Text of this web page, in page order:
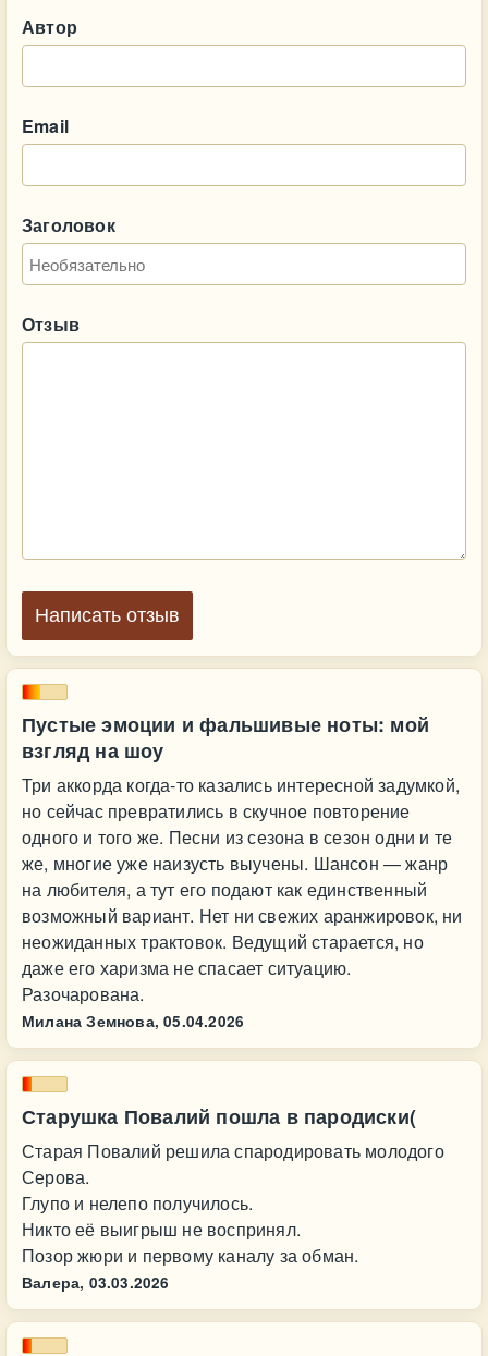
Пустые эмоции и фальшивые ноты: мой
взгляд на шоу
Три аккорда когда‑то казались интересной задумкой,
но сейчас превратились в скучное повторение
одного и того же. Песни из сезона в сезон одни и те
же, многие уже наизусть выучены. Шансон — жанр
на любителя, а тут его подают как единственный
возможный вариант. Нет ни свежих аранжировок, ни
неожиданных трактовок. Ведущий старается, но
даже его харизма не спасает ситуацию.
Разочарована.
Милана Земнова, 05.04.2026
Старушка Повалий пошла в пародиски(
Старая Повалий решила спародировать молодого
Серова.
Глупо и нелепо получилось.
Никто её выигрыш не воспринял.
Позор жюри и первому каналу за обман.
Валера, 03.03.2026
Автор
Email
Заголовок
Отзыв
Написать отзыв